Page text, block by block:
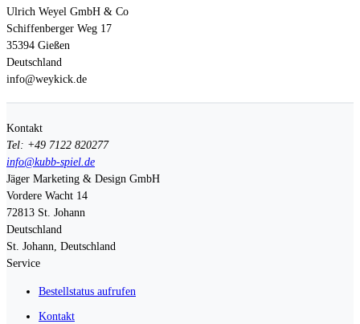
Ulrich Weyel GmbH & Co
Schiffenberger Weg 17
35394 Gießen
Deutschland
info@weykick.de
Kontakt
Tel: +49 7122 820277
info@kubb-spiel.de
Jäger Marketing & Design GmbH
Vordere Wacht 14
72813 St. Johann
Deutschland
St. Johann, Deutschland
Service
Bestellstatus aufrufen
Kontakt